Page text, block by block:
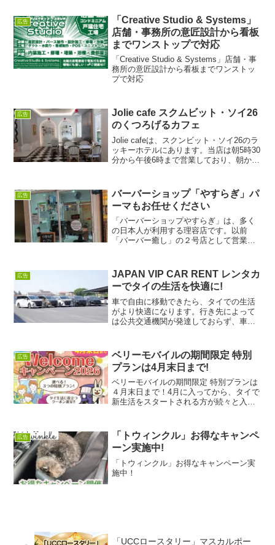
のヘアカラークリームを使って調整して
いきます。髪の根...
広告
「Creative Studio & Systems」
店舗・事務所の意匠設計から看板
までワンストップで対応
「Creative Studio & Systems」店舗・事
務所の意匠設計から看板までワンストッ
プで対応
広告
Jolie cafe スクムビット・ソイ26
のくつろげるカフェ
Jolie cafeは、スクンビット・ソイ26のラ
ッキーホテルにあります。当店は朝5時30
分から午後6時まで営業しており、朝から
ーム、椎茸スライス、トリュフペース
ト、パ...
広告
バーバーショップ「やすらぎ」パ
ーマもお任せください
「バーバーショップやすらぎ」は、多く
の日本人が利用する理容店です。以前
「バーバー癒し」の２号店として営業し
ト・ソイ33/1に入って右手のエルシーブ
ティック・モール1階BTS...
広告
JAPAN VIP CAR RENT レンタカ
ーでタイの生活を快適に!
車で自由に移動できたら、タイでの生活
がより快適になります。行き先によって
は公共交通機関が発達しておらず、車で
移動やドライブを楽しんでみてはいかが
でし...
広告
ベリーモバイルの期間限定 特別
プランは4月末日まで!
ベリーモバイルの期間限定 特別プランは
４月末日まで！4月に入ってから、タイで
新生活をスタートされる方が続々と入国
います。日本とは違う国となると、言葉
の壁や文化の違いなど...
広告
「トウィンクル」お得なキャンペ
ーン実施中!
「トウィンクル」お得なキャンペーン実
施中！
「UCCロースタリー」マスカルポー